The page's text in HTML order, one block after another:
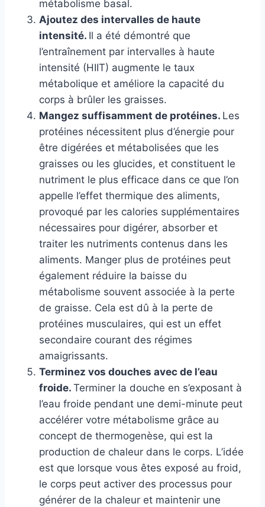
métabolisme basal.
Ajoutez des intervalles de haute
intensité. Il a été démontré que
l’entraînement par intervalles à haute
intensité (HIIT) augmente le taux
métabolique et améliore la capacité du
corps à brûler les graisses.
Mangez suffisamment de protéines. Les
protéines nécessitent plus d’énergie pour
être digérées et métabolisées que les
graisses ou les glucides, et constituent le
nutriment le plus efficace dans ce que l’on
appelle l’effet thermique des aliments,
provoqué par les calories supplémentaires
nécessaires pour digérer, absorber et
traiter les nutriments contenus dans les
aliments. Manger plus de protéines peut
également réduire la baisse du
métabolisme souvent associée à la perte
de graisse. Cela est dû à la perte de
protéines musculaires, qui est un effet
secondaire courant des régimes
amaigrissants.
Terminez vos douches avec de l’eau
froide. Terminer la douche en s’exposant à
l’eau froide pendant une demi-minute peut
accélérer votre métabolisme grâce au
concept de thermogenèse, qui est la
production de chaleur dans le corps. L’idée
est que lorsque vous êtes exposé au froid,
le corps peut activer des processus pour
générer de la chaleur et maintenir une